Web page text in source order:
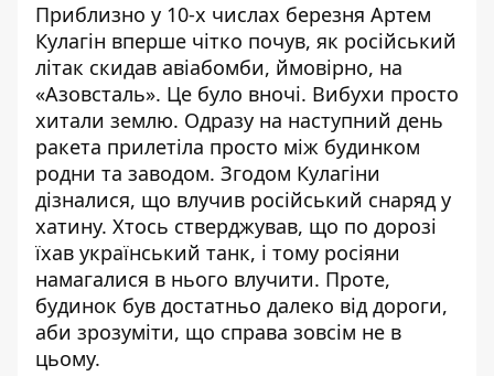
Приблизно у 10-х числах березня Артем
Кулагін вперше чітко почув, як російський
літак скидав авіабомби, ймовірно, на
«Азовсталь». Це було вночі. Вибухи просто
хитали землю. Одразу на наступний день
ракета прилетіла просто між будинком
родни та заводом. Згодом Кулагіни
дізналися, що влучив російський снаряд у
хатину. Хтось стверджував, що по дорозі
їхав український танк, і тому росіяни
намагалися в нього влучити. Проте,
будинок був достатньо далеко від дороги,
аби зрозуміти, що справа зовсім не в
цьому.